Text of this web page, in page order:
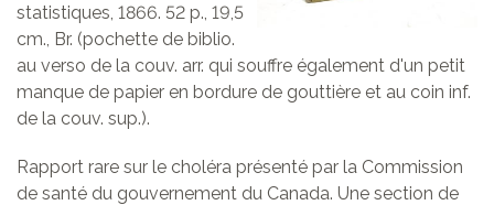
statistiques, 1866. 52 p., 19,5
cm., Br. (pochette de biblio.
au verso de la couv. arr. qui souffre également d'un petit
manque de papier en bordure de gouttière et au coin inf.
de la couv. sup.).
Rapport rare sur le choléra présenté par la Commission
de santé du gouvernement du Canada. Une section de